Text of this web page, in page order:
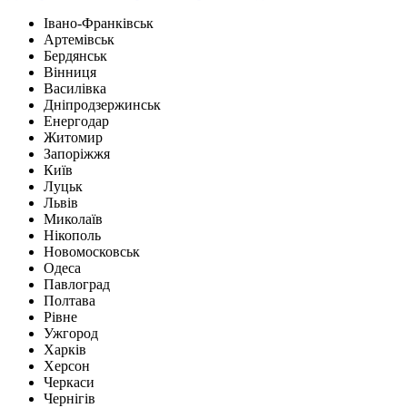
Івано-Франківськ
Артемівськ
Бердянськ
Вінниця
Василівка
Дніпродзержинськ
Енергодар
Житомир
Запоріжжя
Київ
Луцьк
Львів
Миколаїв
Нікополь
Новомосковськ
Одеса
Павлоград
Полтава
Рівне
Ужгород
Харків
Херсон
Черкаси
Чернігів